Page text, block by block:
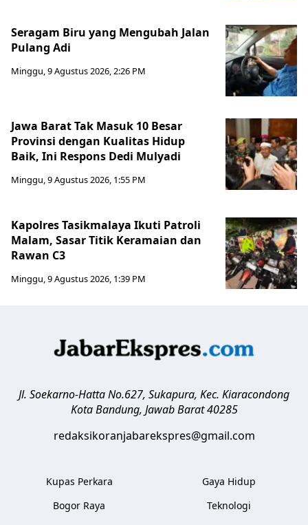
Seragam Biru yang Mengubah Jalan
Pulang Adi
Minggu, 9 Agustus 2026, 2:26 PM
Jawa Barat Tak Masuk 10 Besar
Provinsi dengan Kualitas Hidup
Baik, Ini Respons Dedi Mulyadi
Minggu, 9 Agustus 2026, 1:55 PM
Kapolres Tasikmalaya Ikuti Patroli
Malam, Sasar Titik Keramaian dan
Rawan C3
Minggu, 9 Agustus 2026, 1:39 PM
Jl. Soekarno-Hatta No.627, Sukapura, Kec. Kiaracondong
Kota Bandung, Jawab Barat 40285
redaksikoranjabarekspres@gmail.com
Kupas Perkara
Bogor Raya
Gaya Hidup
Teknologi